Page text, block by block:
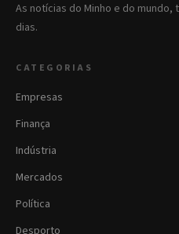
As notícias do Minho e do mundo,
dias.
CATEGORIAS
Empresas
Finança
Indústria
Mercados
Política
Desporto